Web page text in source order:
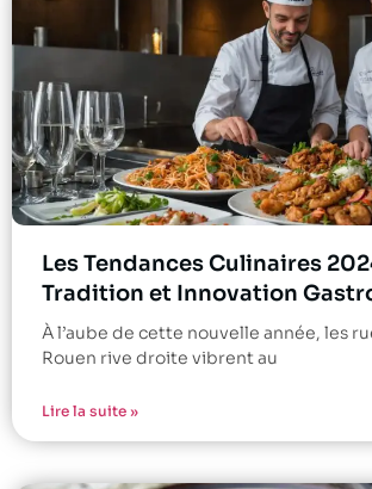
Les Tendances Culinaires
Tradition et Innovation
À l’aube de cette nouvelle année, les
Rouen rive droite vibrent au
Lire la suite »